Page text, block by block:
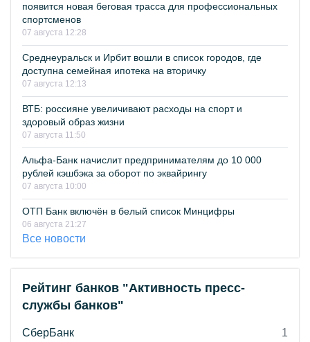
появится новая беговая трасса для профессиональных
спортсменов
07 августа 12:28
Среднеуральск и Ирбит вошли в список городов, где
доступна семейная ипотека на вторичку
07 августа 12:13
ВТБ: россияне увеличивают расходы на спорт и
здоровый образ жизни
07 августа 11:50
Альфа-Банк начислит предпринимателям до 10 000
рублей кэшбэка за оборот по эквайрингу
07 августа 10:00
ОТП Банк включён в белый список Минцифры
06 августа 21:27
Все новости
Рейтинг банков "Активность пресс-
службы банков"
СберБанк
1